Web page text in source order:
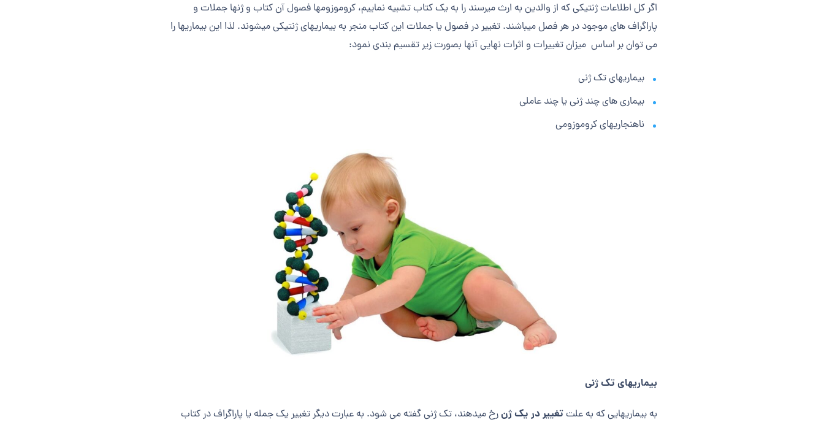
اگر کل اطلاعات ژنتیکی که از والدین به ارث می­رسند را به یک کتاب تشبیه نماییم، کروموزوم­ها فصول آن کتاب و ژن­ها جملات و
پاراگراف های موجود در هر فصل می­باشند. تغییر در فصول یا جملات این کتاب منجر به بیماری­های ژنتیکی می­شوند. لذا این بیماری­ها را
می توان بر اساس میزان تغییرات و اثرات نهایی آن­ها بصورت زیر تقسیم بندی نمود:
بیماری­های تک ژنی
بیماری های چند ژنی یا چند عاملی
ناهنجاری­های کروموزومی
بیماری­های تک ژنی
به بیماری­هایی که به علتتغییر در یک ژنرخ می­دهند، تک ژنی گفته می شود. به عبارت دیگر تغییر یک جمله یا پاراگراف در کتاب